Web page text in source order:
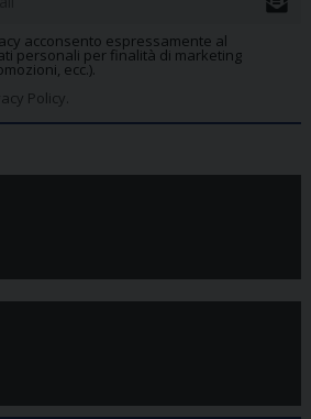
acconsento espressamente al
personali per finalità di marketing
ecc.).
Policy.